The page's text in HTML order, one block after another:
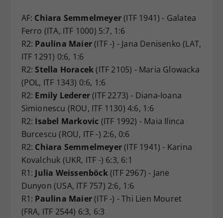
AF: Chiara Semmelmeyer(ITF 1941) - Galatea
Ferro (ITA, ITF 1000) 5:7, 1:6
R2: Paulina Maier(ITF -) - Jana Denisenko (LAT,
ITF 1291) 0:6, 1:6
R2:Stella Horacek(ITF 2105) - Maria Glowacka
(POL, ITF 1343) 0:6, 1:6
R2: Emily Lederer(ITF 2273) - Diana-Ioana
Simionescu (ROU, ITF 1130) 4:6, 1:6
R2: Isabel Markovic (ITF 1992) - Maia Ilinca
Burcescu (ROU, ITF -) 2:6, 0:6
R2: Chiara Semmelmeyer(ITF 1941) - Karina
Kovalchuk (UKR, ITF -) 6:3, 6:1
R1: Julia Weissenböck(ITF 2967) - Jane
Dunyon (USA, ITF 757) 2:6, 1:6
R1: Paulina Maier(ITF -) - Thi Lien Mouret
(FRA, ITF 2544) 6:3, 6:3